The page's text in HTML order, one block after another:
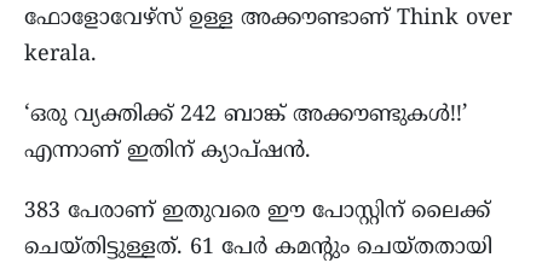
ഫോളോവേഴ്സ് ഉള്ള അക്കൗണ്ടാണ് Think over
kerala.
‘ഒരു വ്യക്തിക്ക് 242 ബാങ്ക് അക്കൗണ്ടുകൾ!!’
എന്നാണ് ഇതിന് ക്യാപ്ഷൻ.
383 പേരാണ് ഇതുവരെ ഈ പോസ്റ്റിന് ലൈക്ക്
ചെയ്തിട്ടുള്ളത്. 61 പേർ കമൻ്റും ചെയ്തതായി